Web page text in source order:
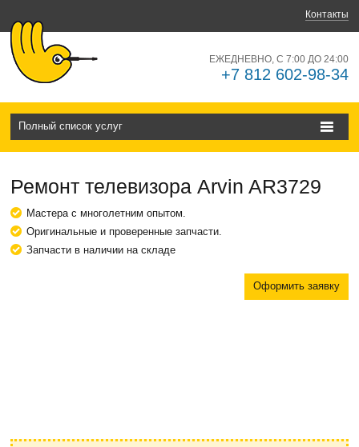
Контакты
ЕЖЕДНЕВНО, С 7:00 ДО 24:00
+7 812 602-98-34
Полный список услуг
Ремонт телевизора Arvin AR3729
Мастера с многолетним опытом.
Оригинальные и проверенные запчасти.
Запчасти в наличии на складе
Оформить заявку